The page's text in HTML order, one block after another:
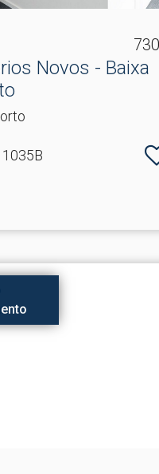
Novos - Baixa